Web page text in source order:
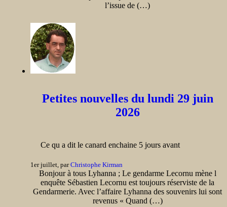
l’issue de (…)
Petites nouvelles du lundi 29 juin
2026
Ce qu a dit le canard enchaine 5 jours avant
1er juillet, parChristophe Kirman
Bonjour à tous Lyhanna ; Le gendarme Lecornu mène l
enquête Sébastien Lecornu est toujours réserviste de la
Gendarmerie. Avec l’affaire Lyhanna des souvenirs lui sont
revenus « Quand (…)